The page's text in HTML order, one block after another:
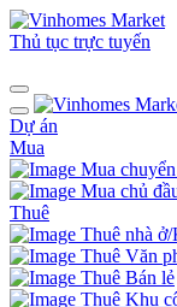
Thủ tục trực tuyến
Dự án
Mua
Mua
Mua chủ
Thuê
Thuê nhà
Thuê Văn
Thuê Bán lẻ
Thuê Khu